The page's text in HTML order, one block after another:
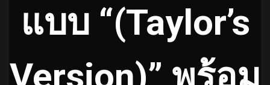
แบบ “(Taylor’s
Version)” พร้อม